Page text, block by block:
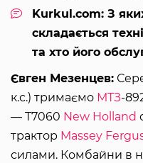
Kurkul.com: З
складається
та хто його
Євген Мезенцев:
к.с.) тримаємо МТЗ-
— T7060 New Holland
трактор Massey
силами. Комбайни в